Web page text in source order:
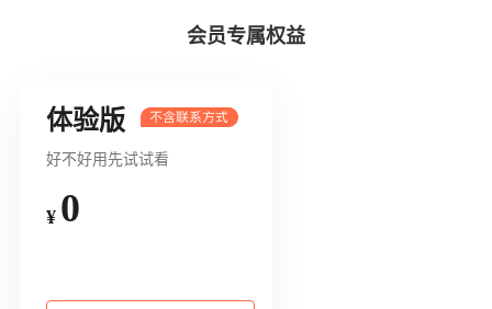
会员专属权益
体验版
好不好用先试试看
¥ 0